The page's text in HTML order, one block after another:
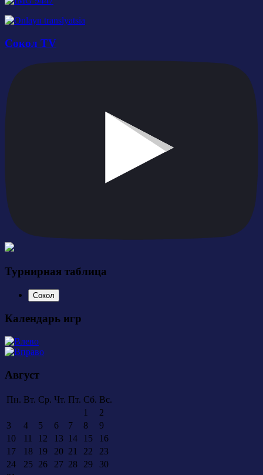
Сокол TV
Турнирная таблица
Сокол
Календарь игр
Август
Пн. Вт. Ср. Чт. Пт. Сб. Вс.
1
2
3
4 5 6 7 8
9
10
11 12 13 14 15
16
17
18 19 20 21 22
23
24
25 26 27 28 29
30